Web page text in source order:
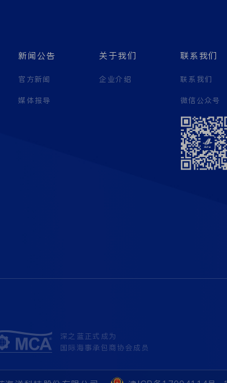
新闻公告
官方新闻
媒体报导
关于我们
企业介绍
联系我们
联系我们
微信公众号
深之蓝正式成为
国际海事承包商协会成员